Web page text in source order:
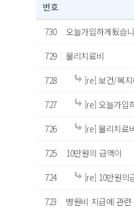
번호
730
오늘가입하게됬습
729
물리치료비
728
[re] 보건/복지
727
[re] 오늘가입
726
[re] 물리치료
725
10만원의 급액이
724
[re] 10만원의
723
병원비 지급에 관련